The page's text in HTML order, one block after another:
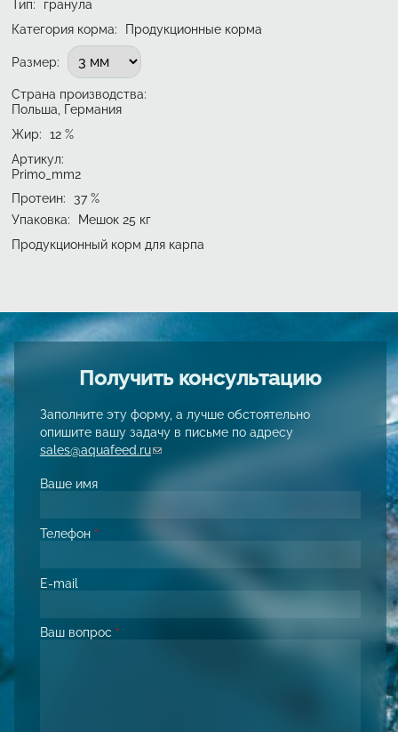
Тип:
гранула
Категория корма:
Продукционные корма
Подобрать вариант
Размер:
Страна производства:
Польша, Германия
Жир: 12 %
Артикул:
Primo_mm2
Протеин: 37 %
Упаковка:
Мешок 25 кг
Продукционный корм для карпа
Получить консультацию
Заполните эту форму, а лучше обстоятельно
опишите вашу задачу в письме по адресу
sales@aquafeed.ru(link sends e-mail)
Ваше имя
Телефон *
E-mail
Ваш вопрос *